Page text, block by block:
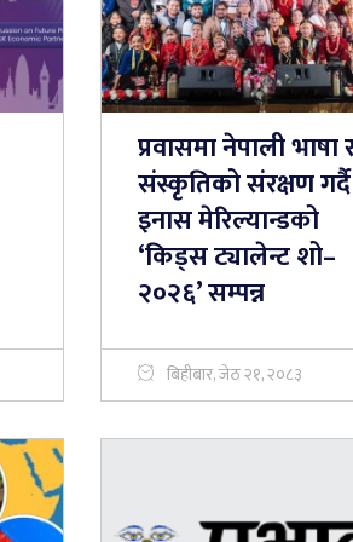
प्रवासमा नेपाली भाषा
संस्कृतिको संरक्षण गर्दै
इनास मेरिल्यान्डको
‘किड्स ट्यालेन्ट शो–
२०२६’ सम्पन्न
बिहीबार, जेठ २१, २०८३